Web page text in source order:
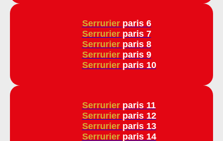
Serrurier paris 6
Serrurier paris 7
Serrurier paris 8
Serrurier paris 9
Serrurier paris 10
Serrurier paris 11
Serrurier paris 12
Serrurier paris 13
Serrurier paris 14